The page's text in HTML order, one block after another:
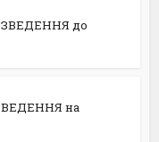
ЗВЕДЕННЯ до
на